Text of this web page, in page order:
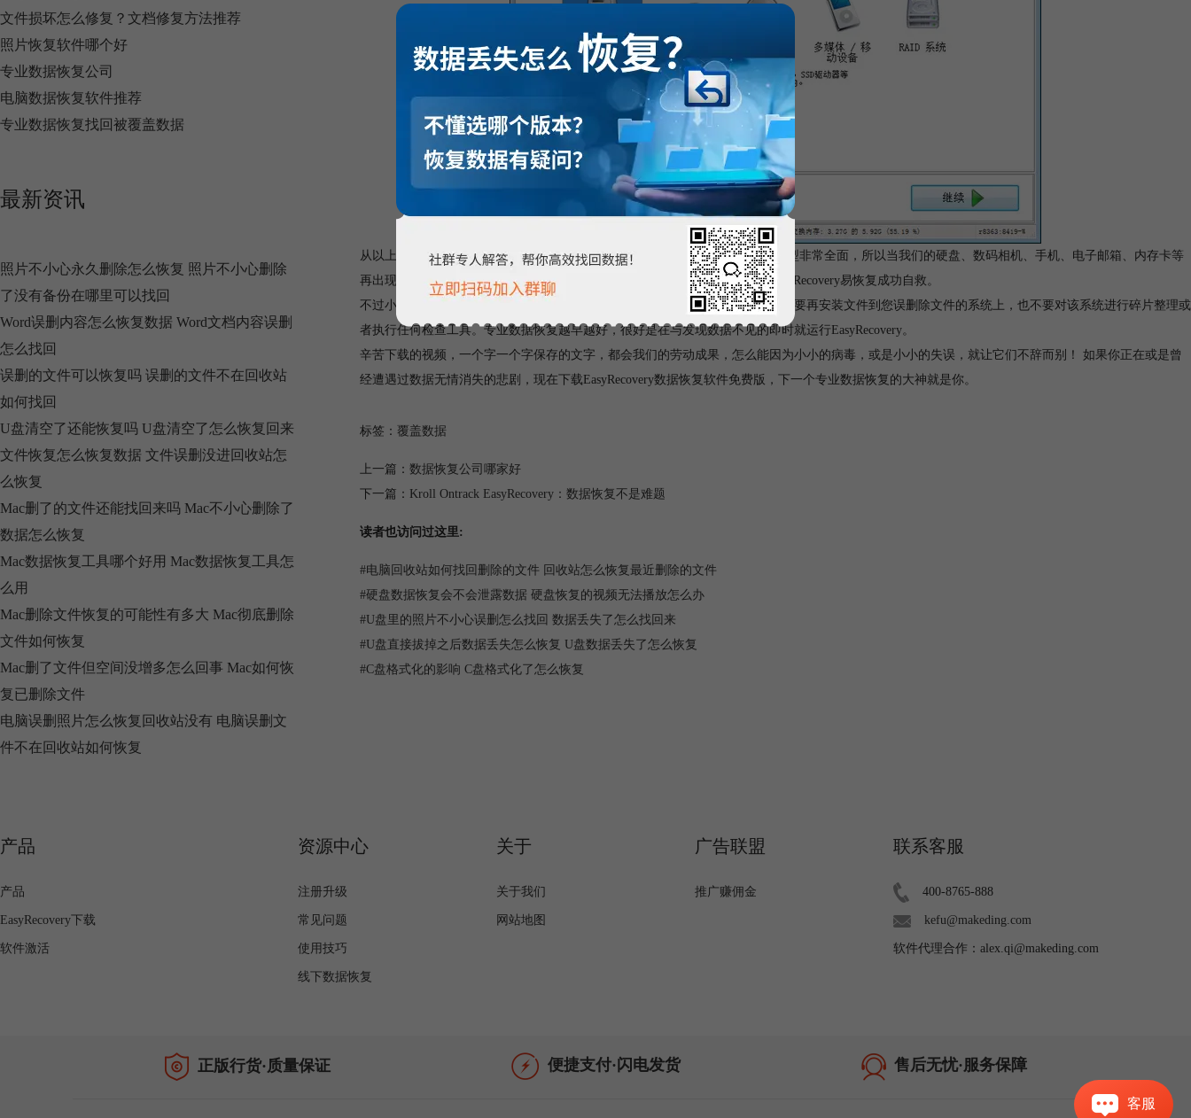
客服
文件损坏怎么修复？文档修复方法推荐
照片恢复软件哪个好
专业数据恢复公司
电脑数据恢复软件推荐
专业数据恢复找回被覆盖数据
最新资讯
照片不小心永久删除怎么恢复 照片不小心删除
了没有备份在哪里可以找回
Word误删内容怎么恢复数据 Word文档内容误删
怎么找回
误删的文件可以恢复吗 误删的文件不在回收站
如何找回
U盘清空了还能恢复吗 U盘清空了怎么恢复回来
文件恢复怎么恢复数据 文件误删没进回收站怎
么恢复
Mac删了的文件还能找回来吗 Mac不小心删除了
数据怎么恢复
Mac数据恢复工具哪个好用 Mac数据恢复工具怎
么用
Mac删除文件恢复的可能性有多大 Mac彻底删除
文件如何恢复
Mac删了文件但空间没增多怎么回事 Mac如何恢
复已删除文件
电脑误删照片怎么恢复回收站没有 电脑误删文
件不在回收站如何恢复
从以上这张EasyRecovery的操作界面可以看出，EasyRecovery可以恢复的数据类型非常全面，所以当我们的硬盘、数码相机、手机、电子邮箱、内存卡等
再出现问题时，也没有担心的必要啦，完全可以利用这款数据恢复软件——EasyRecovery易恢复成功自救。
不过小编还是要提醒大家，在专业数据恢复的操作过程中，发现数据流失后，不要再安装文件到您误删除文件的系统上，也不要对该系统进行碎片整理或
者执行任何检查工具。专业数据恢复越早越好，很好是在与发现数据不见的即时就运行EasyRecovery。
辛苦下载的视频，一个字一个字保存的文字，都会我们的劳动成果，怎么能因为小小的病毒，或是小小的失误，就让它们不辞而别！ 如果你正在或是曾
经遭遇过数据无情消失的悲剧，现在下载EasyRecovery数据恢复软件免费版，下一个专业数据恢复的大神就是你。
标签： 覆盖数据
上一篇： 数据恢复公司哪家好
下一篇： Kroll Ontrack EasyRecovery：数据恢复不是难题
读者也访问过这里:
#电脑回收站如何找回删除的文件 回收站怎么恢复最近删除的文件
#硬盘数据恢复会不会泄露数据 硬盘恢复的视频无法播放怎么办
#U盘里的照片不小心误删怎么找回 数据丢失了怎么找回来
#U盘直接拔掉之后数据丢失怎么恢复 U盘数据丢失了怎么恢复
#C盘格式化的影响 C盘格式化了怎么恢复
产品
产品
EasyRecovery下载
软件激活
资源中心
注册升级
常见问题
使用技巧
线下数据恢复
关于
关于我们
网站地图
广告联盟
推广赚佣金
联系客服
400-8765-888
kefu@makeding.com
软件代理合作：alex.qi@makeding.com
正版行货·质量保证 便捷支付·闪电发货 售后无忧·服务保障